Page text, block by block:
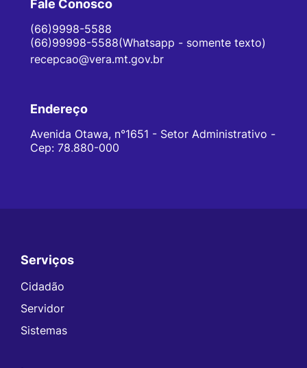
Fale Conosco
(66)9998-5588
(66)99998-5588(Whatsapp - somente texto)
recepcao@vera.mt.gov.br
Endereço
Avenida Otawa, n°1651 - Setor Administrativo -
Cep: 78.880-000
Seção do Rodapé e Contato
Serviços
Cidadão
Servidor
Sistemas